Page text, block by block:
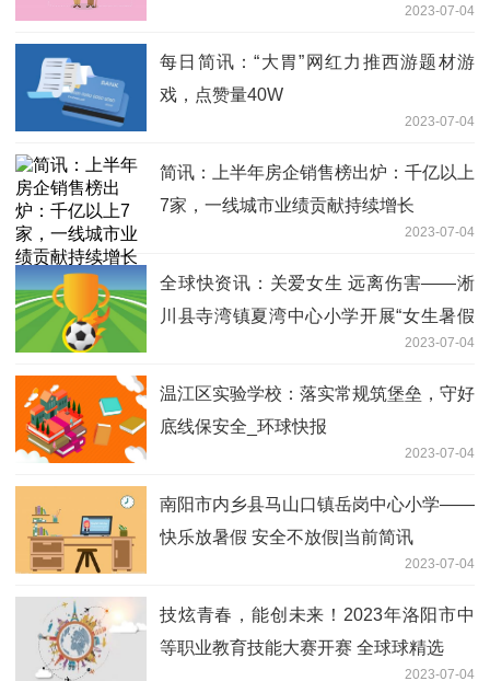
2023-07-04
每日简讯：“大胃”网红力推西游题材游
戏，点赞量40W
2023-07-04
简讯：上半年房企销售榜出炉：千亿以上
7家，一线城市业绩贡献持续增长
2023-07-04
全球快资讯：关爱女生 远离伤害——淅
川县寺湾镇夏湾中心小学开展“女生暑假
2023-07-04
温江区实验学校：落实常规筑堡垒，守好
底线保安全_环球快报
2023-07-04
南阳市内乡县马山口镇岳岗中心小学——
快乐放暑假 安全不放假|当前简讯
2023-07-04
技炫青春，能创未来！2023年洛阳市中
等职业教育技能大赛开赛 全球球精选
2023-07-04